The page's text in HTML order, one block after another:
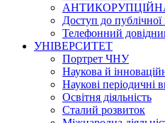
Доступ до публічної
Телефонний
УНІВЕРСИТЕТ
Портрет ЧНУ
Наукова й
Наукові періодичні
Освітня діяльність
Сталий розвиток